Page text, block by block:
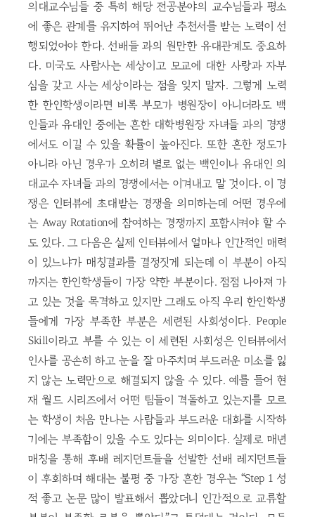
의대교수님들 중 특히 해당 전공분야의 교수님들과 평소
에 좋은 관계를 유지하여 뛰어난 추천서를 받는 노력이 선
행되었어야 한다. 선배들 과의 원만한 유대관계도 중요하
다. 미국도 사람사는 세상이고 모교에 대한 사랑과 자부
심을 갖고 사는 세상이라는 점을 잊지 말자. 그렇게 노력
한 한인학생이라면 비록 부모가 병원장이 아니더라도 백
인들과 유대인 중에는 흔한 대학병원장 자녀들 과의 경쟁
에서도 이길 수 있을 확률이 높아진다. 또한 흔한 정도가
아니라 아닌 경우가 오히려 별로 없는 백인이나 유대인 의
대교수 자녀들 과의 경쟁에서는 이겨내고 말 것이다. 이 경
쟁은 인터뷰에 초대받는 경쟁을 의미하는데 어떤 경우에
는 Away Rotation에 참여하는 경쟁까지 포함시켜야 할 수
도 있다. 그 다음은 실제 인터뷰에서 얼마나 인간적인 매력
이 있느냐가 매칭결과를 결정짓게 되는데 이 부분이 아직
까지는 한인학생들이 가장 약한 부분이다. 점점 나아져 가
고 있는 것을 목격하고 있지만 그래도 아직 우리 한인학생
들에게 가장 부족한 부분은 세련된 사회성이다. People
Skill이라고 부를 수 있는 이 세련된 사회성은 인터뷰에서
인사를 공손히 하고 눈을 잘 마주치며 부드러운 미소를 잃
지 않는 노력만으로 해결되지 않을 수 있다. 예를 들어 현
재 월드 시리즈에서 어떤 팀들이 격돌하고 있는지를 모르
는 학생이 처음 만나는 사람들과 부드러운 대화를 시작하
기에는 부족함이 있을 수도 있다는 의미이다. 실제로 매년
매칭을 통해 후배 레지던트들을 선발한 선배 레지던트들
이 후회하며 해대는 불평 중 가장 흔한 경우는 “Step 1 성
적 좋고 논문 많이 발표해서 뽑았더니 인간적으로 교류할